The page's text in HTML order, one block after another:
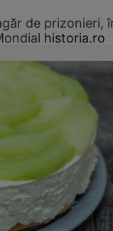
de prizonieri,
historia.ro